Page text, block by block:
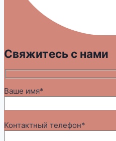
Свяжитесь с нами
Ваше имя*
Контактный телефон*